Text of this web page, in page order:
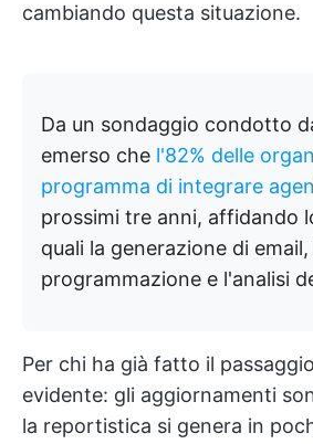
cambiando questa situazione.
Da un sondaggio condotto
emerso che l'82% delle
programma di integrare
prossimi tre anni, affidando
quali la generazione di email,
programmazione e l'analisi
Per chi ha già fatto il
evidente: gli aggiornamenti
la reportistica si genera in